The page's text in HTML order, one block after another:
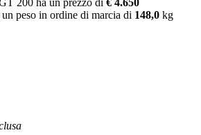
200 ha un prezzo di € 4.650
un peso in ordine di marcia di 148,0 kg